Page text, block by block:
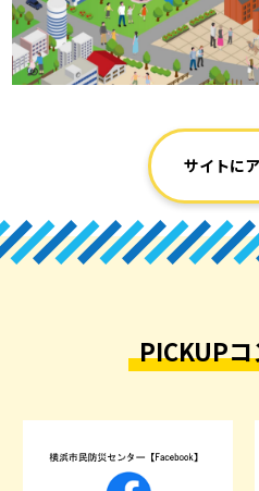
サイトに
PICKUP